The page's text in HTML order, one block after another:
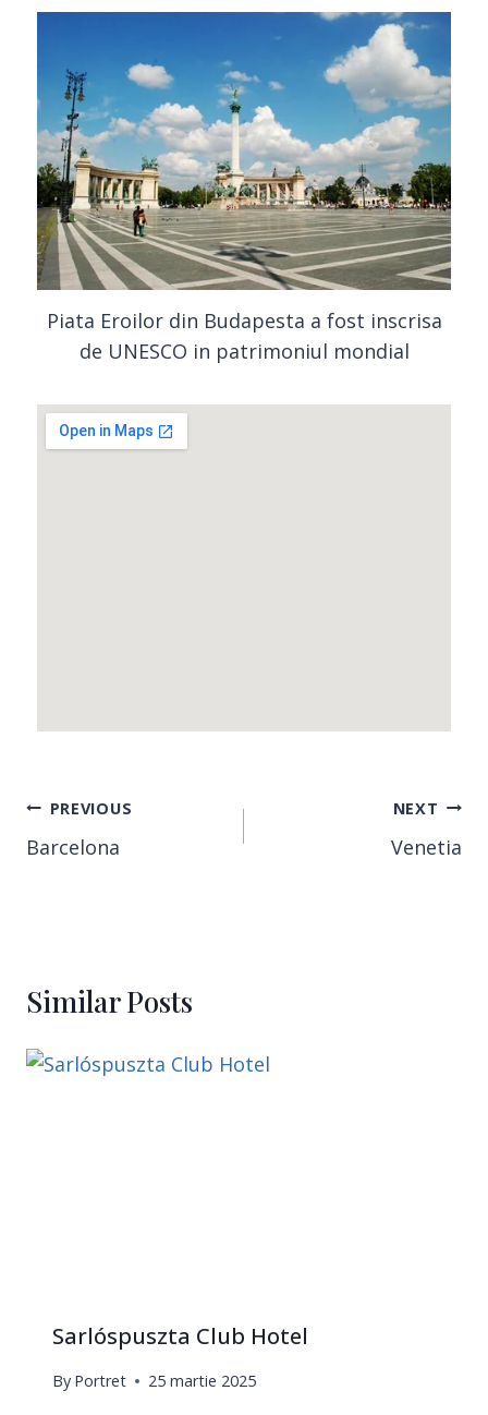
Piata Eroilor din Budapesta a fost inscrisa
de UNESCO in patrimoniul mondial
PREVIOUS
Barcelona
NEXT
Venetia
Similar Posts
Sarlóspuszta Club Hotel
By Portret 25 martie 2025